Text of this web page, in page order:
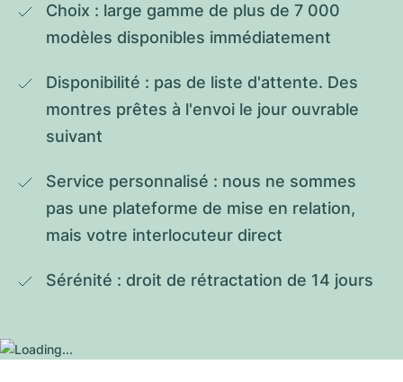
Choix : large gamme de plus de 7 000
modèles disponibles immédiatement
Disponibilité : pas de liste d'attente. Des
montres prêtes à l'envoi le jour ouvrable
suivant
Service personnalisé : nous ne sommes
pas une plateforme de mise en relation,
mais votre interlocuteur direct
Sérénité : droit de rétractation de 14 jours